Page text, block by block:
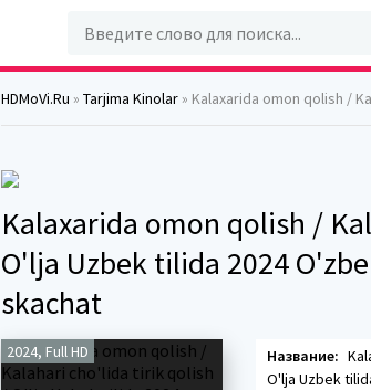
HDMoVi.Ru » Tarjima Kinolar » Kalaxarida omon qolish / Kalahari
Kalaxarida omon qolish /
O'lja Uzbek tilida 2024
skachat
2024, Full HD Название:
O'lja Uzbek